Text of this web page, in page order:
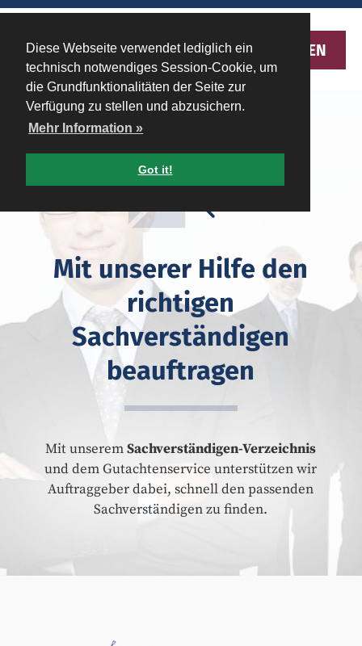
Diese Webseite verwendet lediglich ein
technisch notwendiges Session-Cookie, um
die Grundfunktionalitäten der Seite zur
Verfügung zu stellen und abzusichern.
Mehr Information »
Got it!
MENU
Mit unserer Hilfe den
richtigen
Sachverständigen
beauftragen
Mit unseremSachverständigen-Verzeichnis
und dem Gutachtenservice unterstützen wir
Auftraggeber dabei, schnell den passenden
Sachverständigen zu finden.